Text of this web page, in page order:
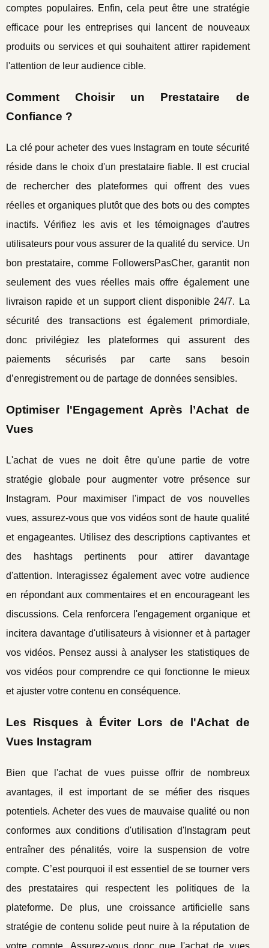
comptes populaires. Enfin, cela peut être une stratégie
efficace pour les entreprises qui lancent de nouveaux
produits ou services et qui souhaitent attirer rapidement
l'attention de leur audience cible.
Comment Choisir un Prestataire de
Confiance ?
La clé pour acheter des vues Instagram en toute sécurité
réside dans le choix d'un prestataire fiable. Il est crucial
de rechercher des plateformes qui offrent des vues
réelles et organiques plutôt que des bots ou des comptes
inactifs. Vérifiez les avis et les témoignages d'autres
utilisateurs pour vous assurer de la qualité du service. Un
bon prestataire, comme FollowersPasCher, garantit non
seulement des vues réelles mais offre également une
livraison rapide et un support client disponible 24/7. La
sécurité des transactions est également primordiale,
donc privilégiez les plateformes qui assurent des
paiements sécurisés par carte sans besoin
d’enregistrement ou de partage de données sensibles.
Optimiser l'Engagement Après l’Achat de
Vues
L'achat de vues ne doit être qu'une partie de votre
stratégie globale pour augmenter votre présence sur
Instagram. Pour maximiser l'impact de vos nouvelles
vues, assurez-vous que vos vidéos sont de haute qualité
et engageantes. Utilisez des descriptions captivantes et
des hashtags pertinents pour attirer davantage
d'attention. Interagissez également avec votre audience
en répondant aux commentaires et en encourageant les
discussions. Cela renforcera l'engagement organique et
incitera davantage d'utilisateurs à visionner et à partager
vos vidéos. Pensez aussi à analyser les statistiques de
vos vidéos pour comprendre ce qui fonctionne le mieux
et ajuster votre contenu en conséquence.
Les Risques à Éviter Lors de l'Achat de
Vues Instagram
Bien que l'achat de vues puisse offrir de nombreux
avantages, il est important de se méfier des risques
potentiels. Acheter des vues de mauvaise qualité ou non
conformes aux conditions d'utilisation d'Instagram peut
entraîner des pénalités, voire la suspension de votre
compte. C’est pourquoi il est essentiel de se tourner vers
des prestataires qui respectent les politiques de la
plateforme. De plus, une croissance artificielle sans
stratégie de contenu solide peut nuire à la réputation de
votre compte. Assurez-vous donc que l'achat de vues